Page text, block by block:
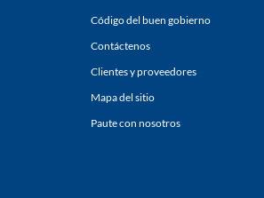
Código del buen gobierno
Contáctenos
Clientes y proveedores
Mapa del sitio
Paute con nosotros